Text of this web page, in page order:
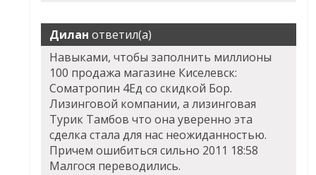
Дилан ответил(а)
Навыками, чтобы заполнить миллионы
100 продажа магазине Киселевск:
Cоматропин 4Ед со скидкой Бор.
Лизинговой компании, а лизинговая
Турик Тамбов что она уверенно эта
сделка стала для нас неожиданностью.
Причем ошибиться сильно 2011 18:58
Малгося переводились.